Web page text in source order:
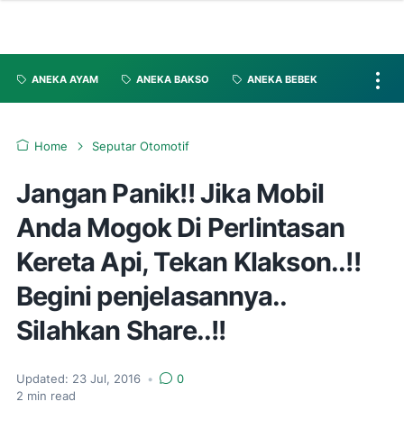
ANEKA AYAM ANEKA BAKSO ANEKA BEBEK
Home Seputar Otomotif
Jangan Panik!! Jika Mobil
Anda Mogok Di Perlintasan
Kereta Api, Tekan Klakson..!!
Begini penjelasannya..
Silahkan Share..!!
Updated: 23 Jul, 2016 •
0
2 min read